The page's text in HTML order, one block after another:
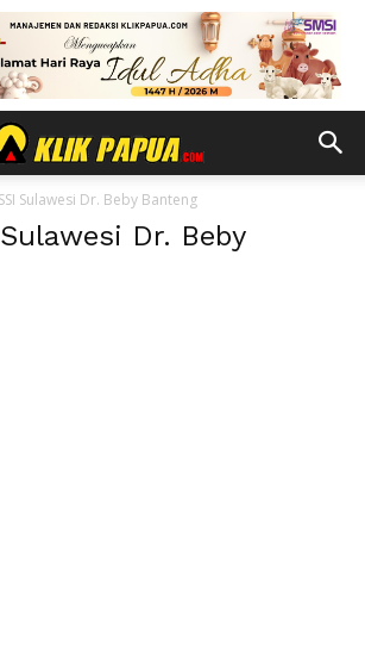
SSI Sulawesi Dr. Beby Banteng
Dr. Beby